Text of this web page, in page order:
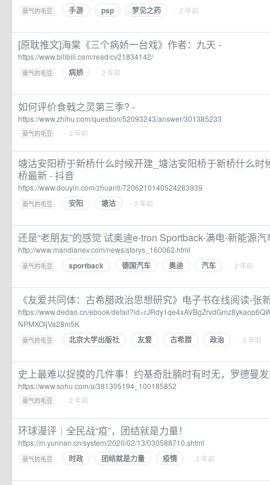
豪气的毛豆 · 手游 psp 梦见之药 · 2 年前
[原耽推文]海棠《三个病娇一台戏》作者：九天 -
https://www.bilibili.com/read/cv21834142/
豪气的毛豆 · 病娇 · 2 年前
如何评价食戟之灵第三季? -
https://www.zhihu.com/question/52093243/answer/301385233
豪气的毛豆 · · 2 年前
塘沽安阳桥于新桥什么时候开建_塘沽安阳桥于新桥什么时
桥最新 - 抖音
https://www.douyin.com/zhuanti/7206210140524283939
豪气的毛豆 · 安阳 塘沽 · 2 年前
还是“老朋友”的感觉 试奥迪e-tron Sportback-满电-新能源汽
http://www.mandianev.com/news/storys_160062.html
豪气的毛豆 · sportback 德国汽车 奥迪 汽车 · 2 年前
《友爱共同体：古希腊政治思想研究》电子书在线阅读-张
https://www.dedao.cn/ebook/
NPMXOljVa28m5K
豪气的毛豆 · 北京大学出版社 友爱 古希腊 政治 · 2 年前
史上最难以捉摸的几件事！约基奇肚腩时有时无，罗德曼
https://www.sohu.com/a/381305194_100185852
豪气的毛豆 · · 2 年前
环球漫评｜全民战“疫”，团结就是力量！
https://m.yunnan.cn/system/2020/02/13/030588710.shtml
豪气的毛豆 · 时政 团结就是力量 疫情 · 2 年前